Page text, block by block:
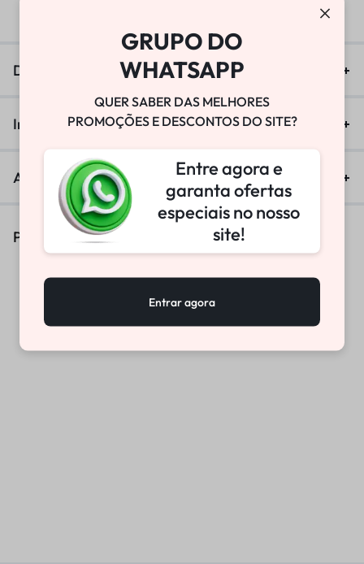
Descrição
Informação adicional
Avaliações (0)
Produtos Similares
GRUPO DO
WHATSAPP
QUER SABER DAS MELHORES
PROMOÇÕES E DESCONTOS DO SITE?
Entre agora e
garanta ofertas
especiais no nosso
site!
Entrar agora